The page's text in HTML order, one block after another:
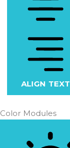
ALIGN TEXT
Color Modules